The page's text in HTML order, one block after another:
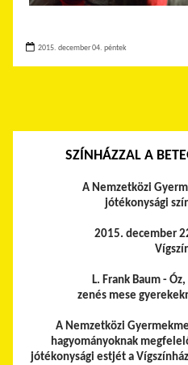
2015. december 04. péntek
SZÍNHÁZZAL A
A Nemzetközi
jótékonysági
2015. december
L. Frank Baum -
zenés mese
A Nemzetközi
hagyományoknak
jótékonysági estjét a